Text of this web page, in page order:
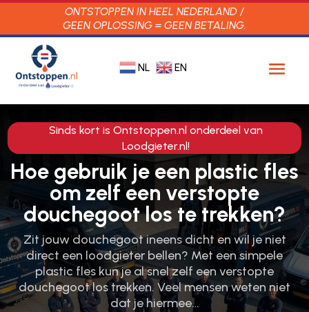
ONTSTOPPEN IN HEEL NEDERLAND /
GEEN OPLOSSING = GEEN BETALING.
NL EN
Sinds kort is Ontstoppen.nl onderdeel van
Loodgieter.nl!
Hoe gebruik je een plastic fles
om zelf een verstopte
douchegoot los te trekken?
Zit jouw douchegoot ineens dicht en wil je niet
direct een loodgieter bellen? Met een simpele
plastic fles kun je al snel zelf een verstopte
douchegoot los trekken. Veel mensen weten niet
dat je hiermee…